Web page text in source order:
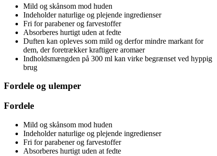
Mild og skånsom mod huden
Indeholder naturlige og plejende ingredienser
Fri for parabener og farvestoffer
Absorberes hurtigt uden at fedte
Duften kan opleves som mild og derfor mindre markant for
dem, der foretrækker kraftigere aromaer
Indholdsmængden på 300 ml kan virke begrænset ved hyppig
brug
Fordele og ulemper
Fordele
Mild og skånsom mod huden
Indeholder naturlige og plejende ingredienser
Fri for parabener og farvestoffer
Absorberes hurtigt uden at fedte